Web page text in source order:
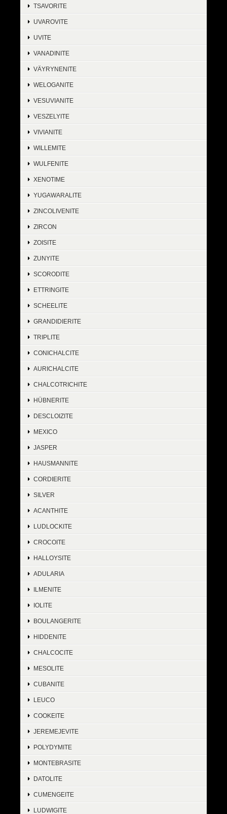
TSAVORITE
UVAROVITE
UVITE
VANADINITE
VÄYRYNENITE
WELOGANITE
VESUVIANITE
VESZELYITE
VIVIANITE
WILLEMITE
WULFENITE
XENOTIME
YUGAWARALITE
ZINCOLIVENITE
ZIRCON
ZOISITE
ZUNYITE
SCORODITE
ETTRINGITE
SCHEELITE
GRANDIDIERITE
TRIPLITE
CONICHALCITE
AURICHALCITE
CHALCOTRICHITE
HÜBNERITE
DESCLOIZITE
MEXICO
JASPER
HAUSMANNITE
CORDIERITE
SILVER
ACANTHITE
LUDLOCKITE
CROCOITE
HALLOYSITE
ADULARIA
ILMENITE
IOLITE
BOULANGERITE
HIDDENITE
CHALCOCITE
MESOLITE
CUBANITE
LEUCO
COOKEITE
JEREMEJEVITE
POLYDYMITE
MONTEBRASITE
DATOLITE
CUMENGEITE
LUDWIGITE